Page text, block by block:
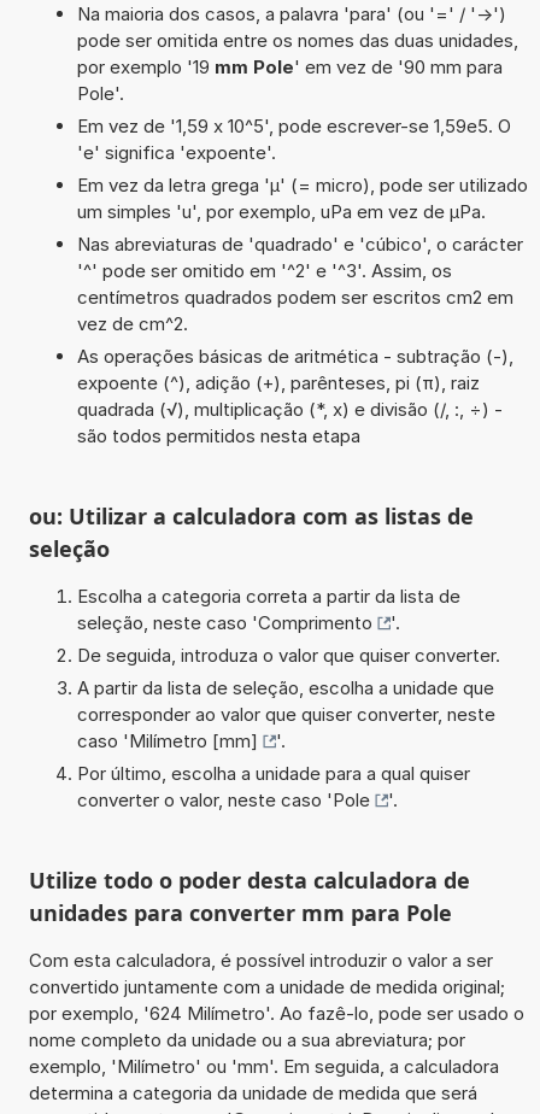
Na maioria dos casos, a palavra 'para' (ou '=' / '->')
pode ser omitida entre os nomes das duas unidades,
por exemplo '19 mm Pole' em vez de '90 mm para
Pole'.
Em vez de '1,59 x 10^5', pode escrever-se 1,59e5. O
'e' significa 'expoente'.
Em vez da letra grega 'µ' (= micro), pode ser utilizado
um simples 'u', por exemplo, uPa em vez de µPa.
Nas abreviaturas de 'quadrado' e 'cúbico', o carácter
'^' pode ser omitido em '^2' e '^3'. Assim, os
centímetros quadrados podem ser escritos cm2 em
vez de cm^2.
As operações básicas de aritmética - subtração (-),
expoente (^), adição (+), parênteses, pi (π), raiz
quadrada (√), multiplicação (*, x) e divisão (/, :, ÷) -
são todos permitidos nesta etapa
ou: Utilizar a calculadora com as listas de
seleção
Escolha a categoria correta a partir da lista de
seleção, neste caso 'Comprimento
'.
De seguida, introduza o valor que quiser converter.
A partir da lista de seleção, escolha a unidade que
corresponder ao valor que quiser converter, neste
caso 'Milímetro [mm]
'.
Por último, escolha a unidade para a qual quiser
converter o valor, neste caso 'Pole '.
Utilize todo o poder desta calculadora de
unidades para converter mm para Pole
Com esta calculadora, é possível introduzir o valor a ser
convertido juntamente com a unidade de medida original;
por exemplo, '624 Milímetro'. Ao fazê-lo, pode ser usado o
nome completo da unidade ou a sua abreviatura; por
exemplo, 'Milímetro' ou 'mm'. Em seguida, a calculadora
determina a categoria da unidade de medida que será